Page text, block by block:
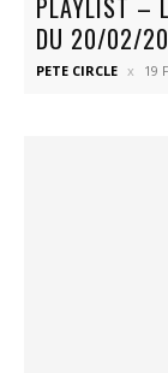
DU 20/02/
PETE CIRCLE 19